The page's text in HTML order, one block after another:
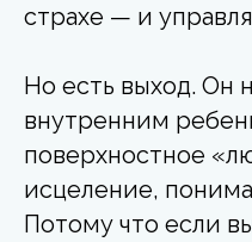
страхе — и
Но есть выход. Он
внутренним
поверхностное
исцеление,
Потому что если